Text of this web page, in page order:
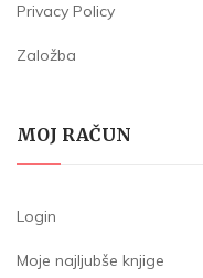
Privacy Policy
Založba
MOJ RAČUN
Login
Moje najljubše knjige